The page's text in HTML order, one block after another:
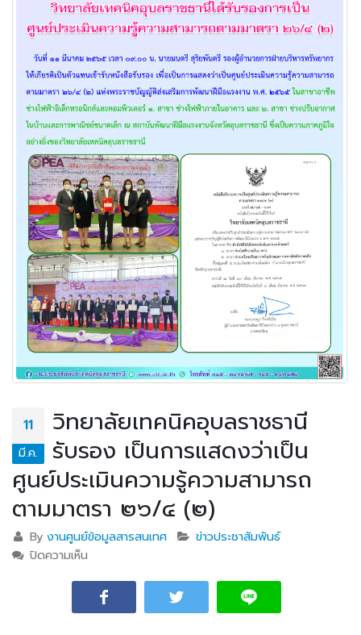
11
มี.ค.
วิทยาลัยเทคนิคอุบลราชธานี
รับรอง เป็นการแสดงว่าเป็น
ศูนย์ประเมินความรู้ความสามารถ
ตามมาตรา ๒๖/๔ (๒)
Byงานศูนย์ข้อมูลสารสนเทศ
ข่าวประชาสัมพันธ์
ปิดความเห็น
(๒)